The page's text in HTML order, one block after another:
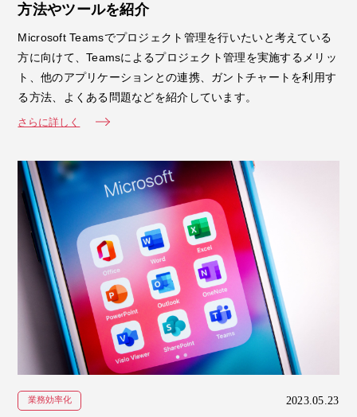
方法やツールを紹介
Microsoft Teamsでプロジェクト管理を行いたいと考えている
方に向けて、Teamsによるプロジェクト管理を実施するメリッ
ト、他のアプリケーションとの連携、ガントチャートを利用す
る方法、よくある問題などを紹介しています。
さらに詳しく
業務効率化 2023.05.23